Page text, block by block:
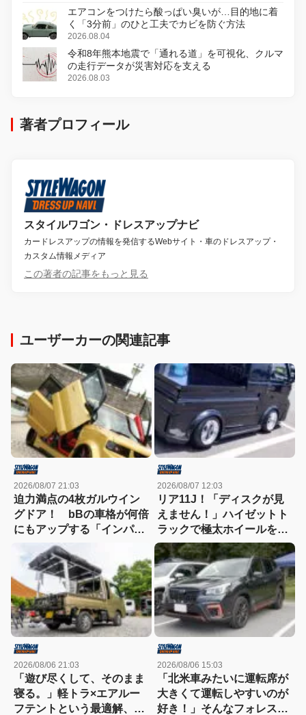
エアコンをつけたら酸っぱい臭いが…目的地に着
く「3分前」のひと工夫でカビを防ぐ方法
2026.08.04
令和8年熊本地震で「通れる道」を可視化、クルマ
の走行データが災害対応を支える
2026.08.03
著者プロフィール
スタイルワゴン・ドレスアップナビ
カードレスアップの情報を発信するWebサイト・車のドレスアップ・
カスタム情報メディア
この著者の記事をもっと見る
ユーザーカーの関連記事
2026/08/07 21:03
迫力満点の4枚ガルウイン
グドア！ bBの車格が何倍
にもアップする「インパク
トVIP!!」規格外！
2026/08/07 12:03
リア11J！「ディスクが見
えません！」ハイゼットト
ラックで極太ホイールを履
きこなす！
2026/08/06 21:03
「遊び尽くして、そのまま
寝る。」軽トラ×エアルー
フテントという最適解、見
2026/08/06 15:03
「北米車みたいに運転席が
大きくて運転しやすいのが
好き！」そんなフォレスタ